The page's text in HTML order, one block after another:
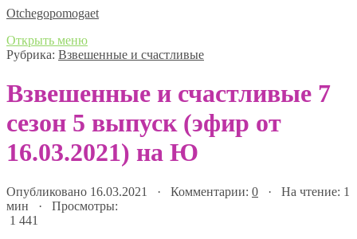
Оtchegopomogaet
Открыть меню
Рубрика: Взвешенные и счастливые
Взвешенные и счастливые 7
сезон 5 выпуск (эфир от
16.03.2021) на Ю
Опубликовано 16.03.2021 · Комментарии: 0 · На чтение: 1
мин · Просмотры:
1 441